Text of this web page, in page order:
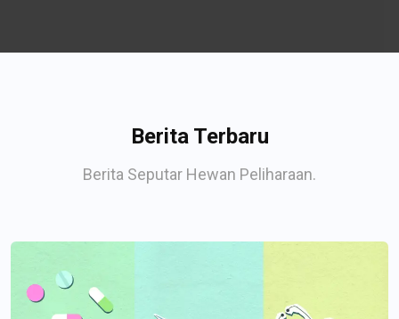
Berita Terbaru
Berita Seputar Hewan Peliharaan.